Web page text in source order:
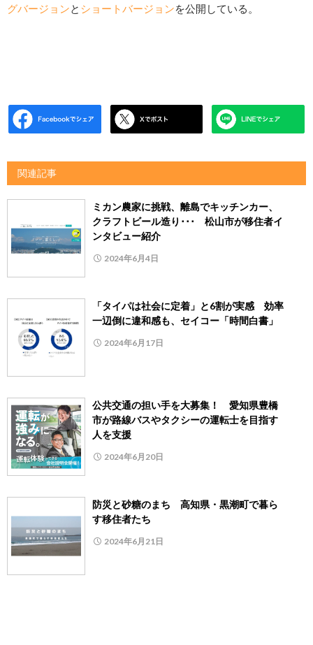
グバージョンと ショートバージョンを公開している。
関連記事
ミカン農家に挑戦、離島でキッチンカー、
クラフトビール造り･･･ 松山市が移住者イ
ンタビュー紹介
2024年6月4日
「タイパは社会に定着」と6割が実感 効率
一辺倒に違和感も、セイコー「時間白書」
2024年6月17日
公共交通の担い手を大募集！ 愛知県豊橋
市が路線バスやタクシーの運転士を目指す
人を支援
2024年6月20日
防災と砂糖のまち 高知県・黒潮町で暮ら
す移住者たち
2024年6月21日